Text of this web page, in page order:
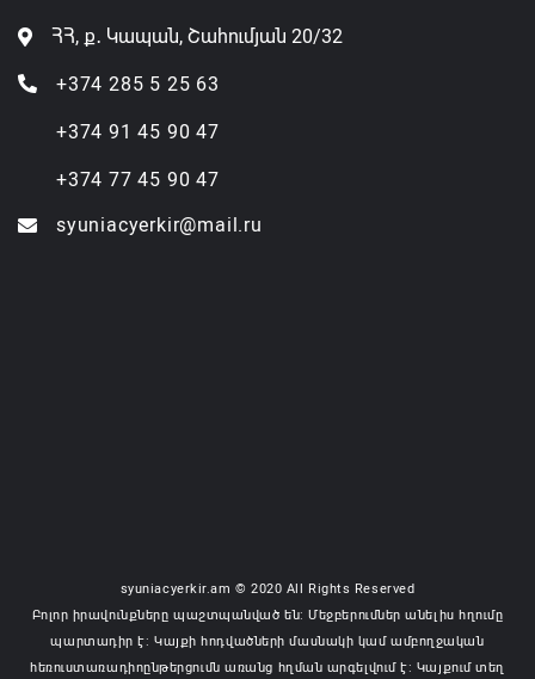
ՀՀ, ք․ Կապան, Շահումյան 20/32
+374 285 5 25 63
+374 91 45 90 47
+374 77 45 90 47
syuniacyerkir@mail.ru
syuniacyerkir.am © 2020 All Rights Reserved
Բոլոր իրավունքները պաշտպանված են: Մեջբերումներ անելիս հղումը
պարտադիր է: Կայքի հոդվածների մասնակի կամ ամբողջական
հեռուստառադիոընթերցումն առանց հղման արգելվում է: Կայքում տեղ